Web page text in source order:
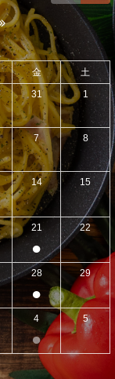
金
土
31 1
7 8
14 15
21
●
22
28
●
29
4
●
5